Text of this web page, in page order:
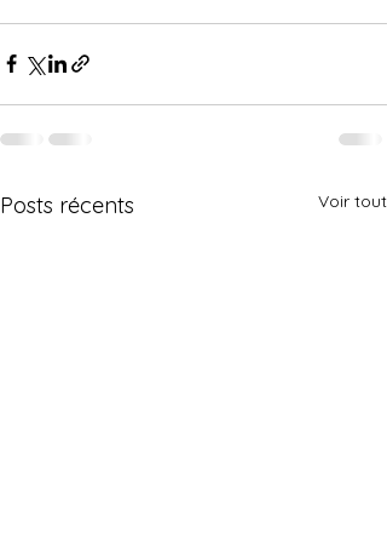
Posts récents Voir tout